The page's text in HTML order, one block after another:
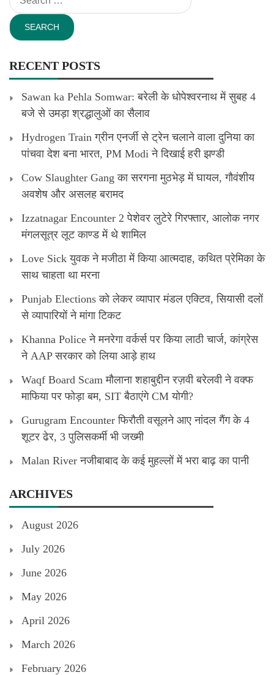
for:
RECENT POSTS
Sawan ka Pehla Somwar: बरेली के धोपेश्वरनाथ में सुबह 4
बजे से उमड़ा श्रद्धालुओं का सैलाव
Hydrogen Train ग्रीन एनर्जी से ट्रेन चलाने वाला दुनिया का
पांचवा देश बना भारत, PM Modi ने दिखाई हरी झण्डी
Cow Slaughter Gang का सरगना मुठभेड़ में घायल, गौवंशीय
अवशेष और असलह बरामद
Izzatnagar Encounter 2 पेशेवर लुटेरे गिरफ्तार, आलोक नगर
मंगलसूत्र लूट काण्‍ड में थे शामिल
Love Sick युवक ने मजीठा में किया आत्मदाह, कथित प्रेमिका के
साथ चाहता था मरना
Punjab Elections को लेकर व्यापार मंडल एक्टिव, सियासी दलों
से व्यापारियों ने मांगा टिकट
Khanna Police ने मनरेगा वर्कर्स पर किया लाठी चार्ज, कांग्रेस
ने AAP सरकार को लिया आड़े हाथ
Waqf Board Scam मौलाना शहाबुद्दीन रज़वी बरेलवी ने वक्फ
माफिया पर फोड़ा बम, SIT बैठाएंगे CM योगी?
Gurugram Encounter फिरौती वसूलने आए नांदल गैंग के 4
शूटर ढेर, 3 पुलिसकर्मी भी जख्मी
Malan River नजीबाबाद के कई मुहल्लों में भरा बाढ़ का पानी
ARCHIVES
August 2026
July 2026
June 2026
May 2026
April 2026
March 2026
February 2026